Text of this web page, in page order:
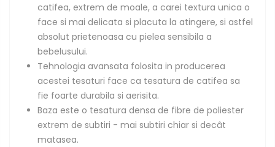
catifea, extrem de moale, a carei textura unica o
face si mai delicata si placuta la atingere, si astfel
absolut prietenoasa cu pielea sensibila a
bebelusului.
Tehnologia avansata folosita in producerea
acestei tesaturi face ca tesatura de catifea sa
fie foarte durabila si aerisita.
Baza este o tesatura densa de fibre de poliester
extrem de subtiri - mai subtiri chiar si decât
matasea.